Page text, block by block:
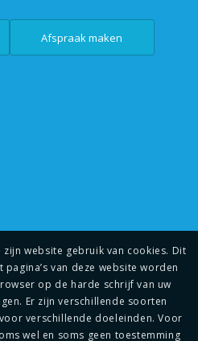
Afspraak maken
website gebruik van cookies. Dit
van deze website worden
op de harde schrijf van uw
Er zijn verschillende soorten
verschillende doeleinden. Voor
wel en soms geen toestemming